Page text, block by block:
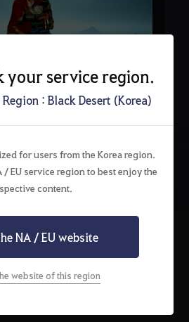
your service region.
: Black Desert (Korea)
for users from the Korea region.
/ EU service region to best enjoy the
content.
NA / EU website
website of this region
검은사막 서비스 이용약관 개인정보처리방침